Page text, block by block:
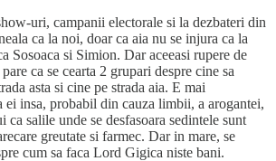
uri, campanii electorale si la dezbateri din
ca la noi, doar ca aia nu se injura ca la
Sosoaca si Simion. Dar aceeasi rupere de
ca se cearta 2 grupari despre cine sa
asta si cine pe strada aia. E mai
ei insa, probabil din cauza limbii, a arogantei,
ca salile unde se desfasoara sedintele sunt
greutate si farmec. Dar in mare, se
cum sa faca Lord Gigica niste bani.